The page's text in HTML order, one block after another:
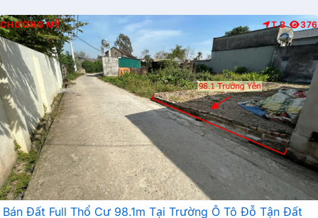
CHƯƠNG MỸ T.B 376
Bán Đất Full Thổ Cư 98.1m Tại Trường Ô Tô Đỗ Tận Đất